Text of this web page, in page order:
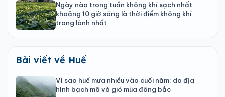
Ngày nào trong tuần không khí sạch nhất:
khoảng 10 giờ sáng là thời điểm không khí
trong lành nhất
Bài viết về Huế
Vì sao huế mưa nhiều vào cuối năm: do địa
hình bạch mã và gió mùa đông bắc